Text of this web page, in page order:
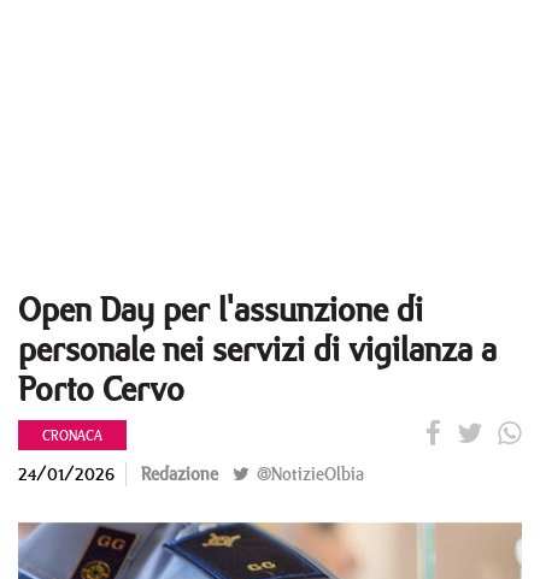
Open Day per l'assunzione di
personale nei servizi di vigilanza a
Porto Cervo
CRONACA
24/01/2026 Redazione @NotizieOlbia